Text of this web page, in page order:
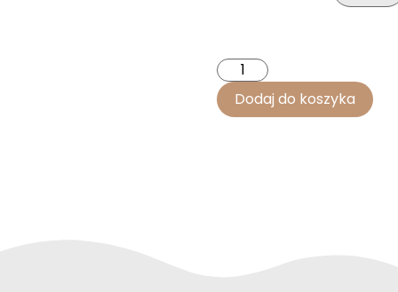
Dodaj do koszyka